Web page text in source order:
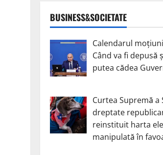
BUSINESS&SOCIETATE
Calendarul
Când va fi depusă
putea cădea
Curtea Supremă a
dreptate
reinstituit harta
manipulată în